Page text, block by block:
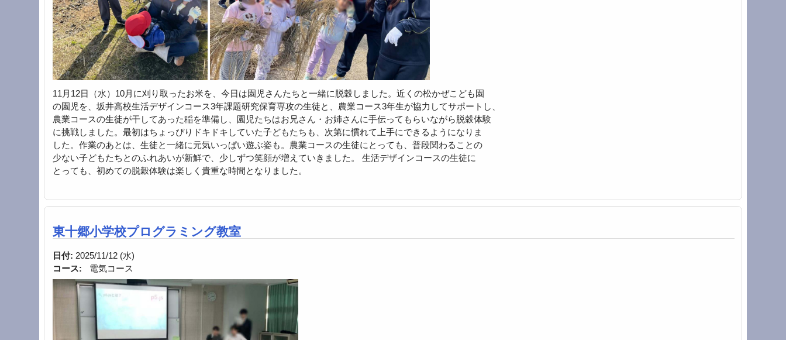
11月12日（水）10月に刈り取ったお米を、今日は園児さんたちと一緒に脱穀しました。近くの松かぜこども園
の園児を、坂井高校生活デザインコース3年課題研究保育専攻の生徒と、農業コース3年生が協力してサポートし、
農業コースの生徒が干してあった稲を準備し、園児たちはお兄さん・お姉さんに手伝ってもらいながら脱穀体験
に挑戦しました。最初はちょっぴりドキドキしていた子どもたちも、次第に慣れて上手にできるようになりま
した。作業のあとは、生徒と一緒に元気いっぱい遊ぶ姿も。農業コースの生徒にとっても、普段関わることの
少ない子どもたちとのふれあいが新鮮で、少しずつ笑顔が増えていきました。 生活デザインコースの生徒に
とっても、初めての脱穀体験は楽しく貴重な時間となりました。
東十郷小学校プログラミング教室
日付: 2025/11/12 (水)
コース:
電気コース